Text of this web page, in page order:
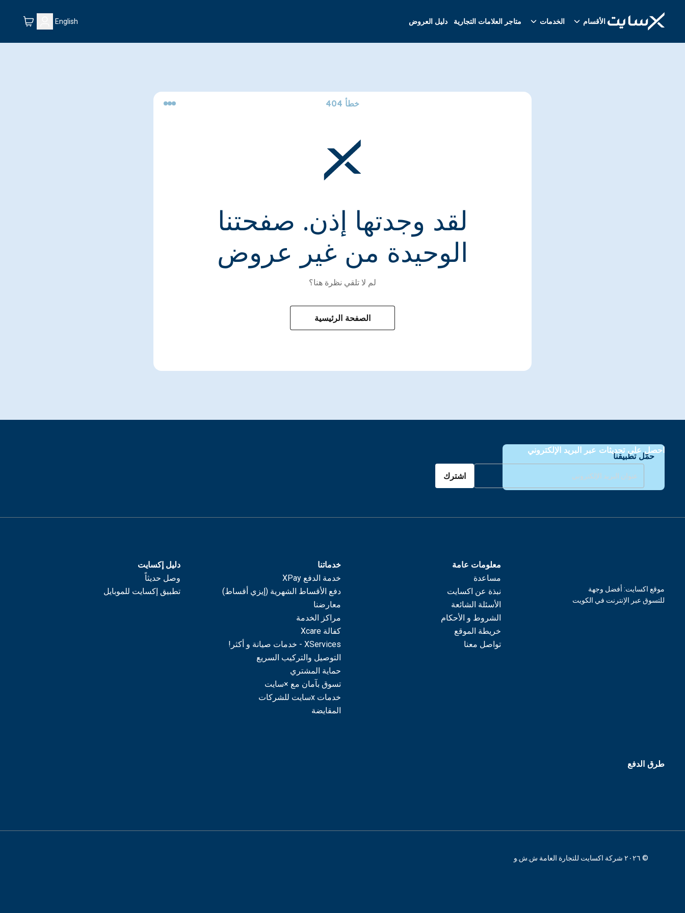
الأقسام الخدمات متاجر العلامات التجارية دليل العروض English
خطأ 404
لقد وجدتها إذن. صفحتنا
الوحيدة من غير عروض
لم لا تلقي نظرة هنا؟
الصفحة الرئيسية
حمّل تطبيقنا
احصل على تحديثات عبر البريد الإلكتروني
اشترك
معلومات عامة
مساعدة
نبذة عن اكسايت
الأسئلة الشائعة
الشروط و الأحكام
خريطة الموقع
تواصل معنا
خدماتنا
خدمة الدفع XPay
دفع الأقساط الشهرية (إيزي أقساط)
معارضنا
مراكز الخدمة
كفالة Xcare
XServices - خدمات صيانة و أكثر!
التوصيل والتركيب السريع
حماية المشتري
تسوق بآمان مع ×سايت
خدمات xسايت للشركات
المقايضة
دليل إكسايت
وصل حديثاً
تطبيق إكسايت للموبايل
موقع اكسايت: أفضل وجهة
للتسوق عبر الإنترنت في الكويت
طرق الدفع
© ٢٠٢٦ شركة اكسايت للتجارة العامة ش.ش.و